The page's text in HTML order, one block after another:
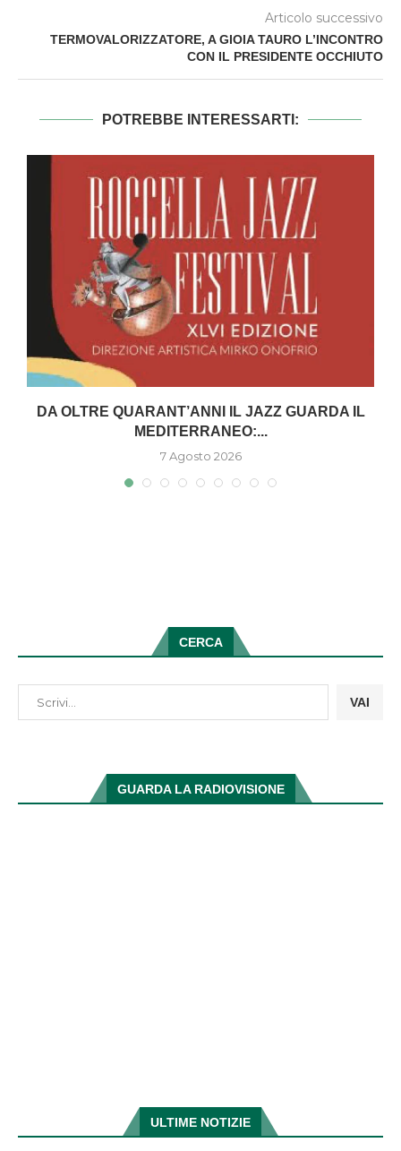
Articolo successivo
TERMOVALORIZZATORE, A GIOIA TAURO L’INCONTRO
CON IL PRESIDENTE OCCHIUTO
POTREBBE INTERESSARTI:
DA OLTRE QUARANT’ANNI IL JAZZ GUARDA IL
MEDITERRANEO:...
7 Agosto 2026
CERCA
VAI
GUARDA LA RADIOVISIONE
ULTIME NOTIZIE